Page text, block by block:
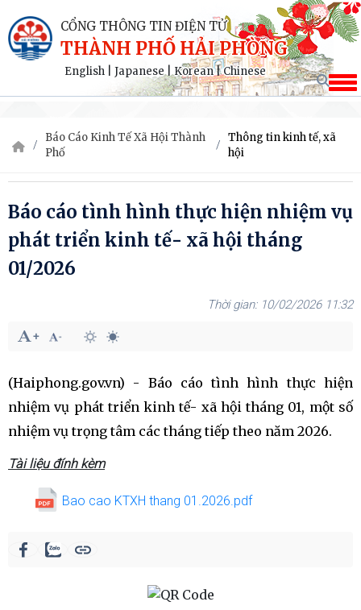
CỔNG THÔNG TIN ĐIỆN TỬ
THÀNH PHỐ HẢI PHÒNG
English Japanese|Korean|Chinese
Báo Cáo Kinh Tế Xã Hội Thành
Phố
Thông tin kinh tế, xã
hội
Báo cáo tình hình thực hiện nhiệm vụ
phát triển kinh tế- xã hội tháng
01/2026
10/02/2026 11:32
(Haiphong.gov.vn) - Báo cáotình hình thực hiện
nhiệm vụ phát triển kinh tế- xã hội tháng 01, một số
nhiệm vụ trọng tâm các tháng tiếp theo năm 2026.
Tài liệu đính kèm
Bao cao KTXH thang 01.2026.pdf